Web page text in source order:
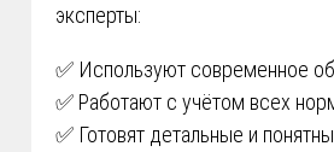
эксперты:
✅ Используют современное
✅ Работают с учётом всех
✅ Готовят детальные и